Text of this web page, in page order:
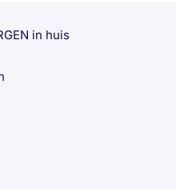
in huis